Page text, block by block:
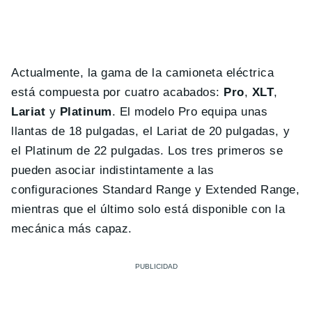
Actualmente, la gama de la camioneta eléctrica
está compuesta por cuatro acabados: Pro, XLT,
Lariat y Platinum. El modelo Pro equipa unas
llantas de 18 pulgadas, el Lariat de 20 pulgadas, y
el Platinum de 22 pulgadas. Los tres primeros se
pueden asociar indistintamente a las
configuraciones Standard Range y Extended Range,
mientras que el último solo está disponible con la
mecánica más capaz.